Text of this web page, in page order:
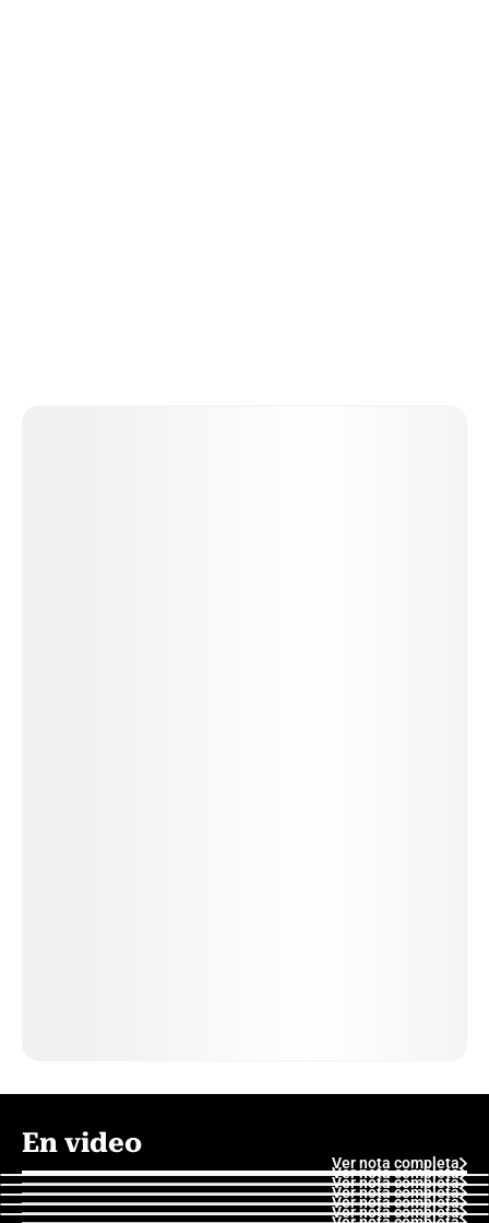
En video
Ver nota completa
Ver nota completa
Ver nota completa
Ver nota completa
Ver nota completa
Ver nota completa